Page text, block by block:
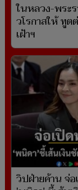
ในหลวง-พระ
วโรกาสให้ ทูต
เฝ้าฯ
วิปฝ่ายค้าน จ่